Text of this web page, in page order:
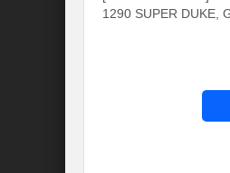
1290 SUPER DUKE,